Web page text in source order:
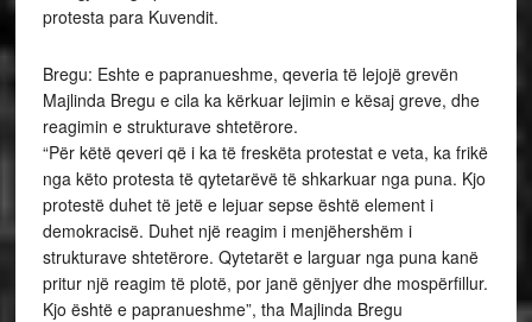
protesta para Kuvendit.
Bregu: Eshte e papranueshme, qeveria të lejojë grevën
Majlinda Bregu e cila ka kërkuar lejimin e kësaj greve, dhe
reagimin e strukturave shtetërore.
“Për këtë qeveri që i ka të freskëta protestat e veta, ka frikë
nga këto protesta të qytetarëvë të shkarkuar nga puna. Kjo
protestë duhet të jetë e lejuar sepse është element i
demokracisë. Duhet një reagim i menjëhershëm i
strukturave shtetërore. Qytetarët e larguar nga puna kanë
pritur një reagim të plotë, por janë gënjyer dhe mospërfillur.
Kjo është e papranueshme”, tha Majlinda Bregu